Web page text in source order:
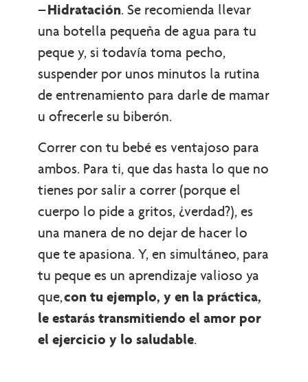
–Hidratación. Se recomienda llevar
una botella pequeña de agua para tu
peque y, si todavía toma pecho,
suspender por unos minutos la rutina
de entrenamiento para darle de mamar
u ofrecerle su biberón.
Correr con tu bebé es ventajoso para
ambos. Para ti, que das hasta lo que no
tienes por salir a correr (porque el
cuerpo lo pide a gritos, ¿verdad?), es
una manera de no dejar de hacer lo
que te apasiona. Y, en simultáneo, para
tu peque es un aprendizaje valioso ya
que,con tu ejemplo, y en la práctica,
le estarás transmitiendo el amor por
el ejercicio y lo saludable.